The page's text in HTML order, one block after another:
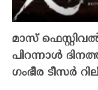
മാസ്
പിറന്നാൾ
ഗംഭീര ടീസർ